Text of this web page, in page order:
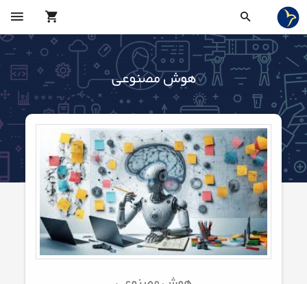
هوش مصنوعی